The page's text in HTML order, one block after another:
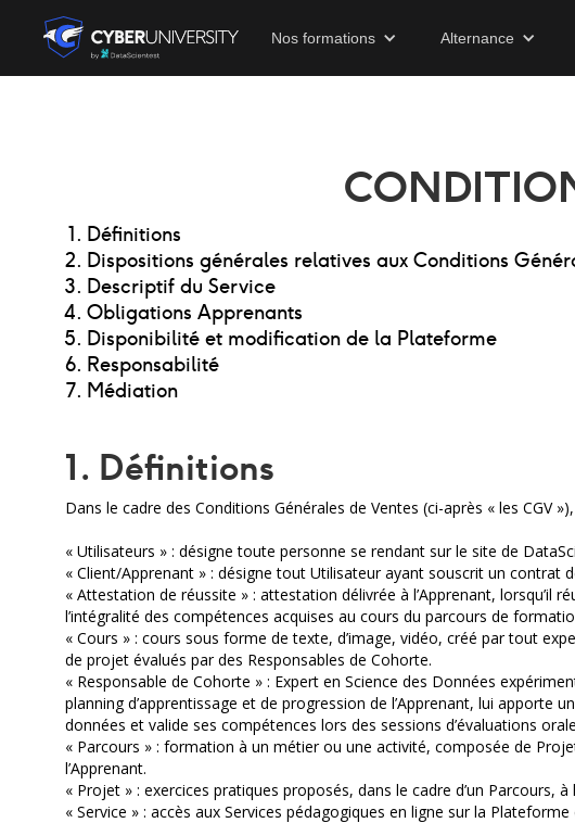
Nos formations Alternance
Définitions
Dispositions générales relatives aux Conditions
Descriptif du Service
Obligations Apprenants
Disponibilité et modification de la Plateforme
Responsabilité
Médiation
1. Définitions
Dans le cadre des Conditions Générales de Ventes (ci-après « les CGV
« Utilisateurs » : désigne toute personne se rendant sur le site de
« Client/Apprenant » : désigne tout Utilisateur ayant souscrit un
« Attestation de réussite » : attestation délivrée à l’Apprenant, lorsqu’il
l’intégralité des compétences acquises au cours du parcours de
« Cours » : cours sous forme de texte, d’image, vidéo, créé par tout
de projet évalués par des Responsables de Cohorte.
« Responsable de Cohorte » : Expert en Science des Données
planning d’apprentissage et de progression de l’Apprenant, lui apporte
données et valide ses compétences lors des sessions d’évaluations
« Parcours » : formation à un métier ou une activité, composée de
l’Apprenant.
« Projet » : exercices pratiques proposés, dans le cadre d’un Parcours, à
« Service » : accès aux Services pédagogiques en ligne sur la